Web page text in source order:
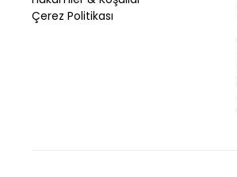
Çerez Politikası